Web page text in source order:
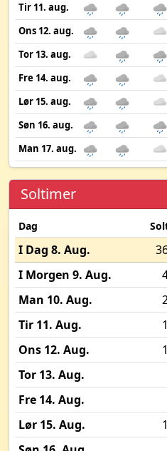
Tir 11. aug.
Ons 12. aug.
Tor 13. aug.
Fre 14. aug.
Lør 15. aug.
Søn 16. aug.
Man 17. aug.
Soltimer
Dag
I Dag 8. Aug.
I Morgen 9. Aug.
Man 10. Aug.
Tir 11. Aug.
Ons 12. Aug.
Tor 13. Aug.
Fre 14. Aug.
Lør 15. Aug.